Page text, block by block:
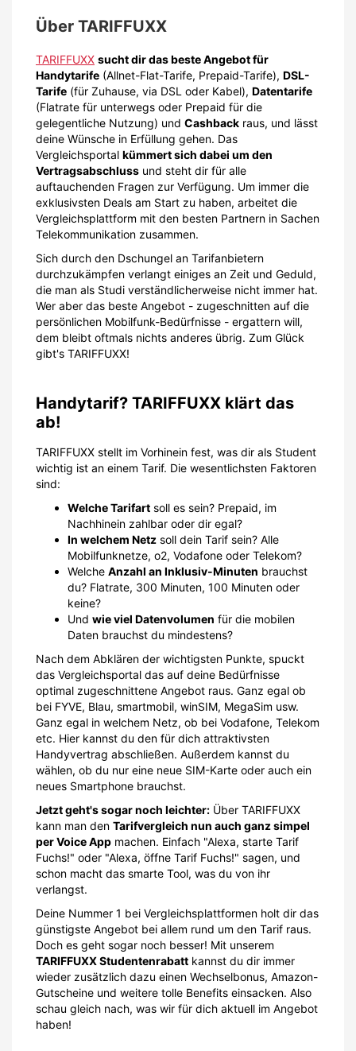
Über TARIFFUXX
TARIFFUXX sucht dir das beste Angebot für
Handytarife (Allnet-Flat-Tarife, Prepaid-Tarife), DSL-
Tarife (für Zuhause, via DSL oder Kabel), Datentarife
(Flatrate für unterwegs oder Prepaid für die
gelegentliche Nutzung) und Cashback raus, und lässt
deine Wünsche in Erfüllung gehen. Das
Vergleichsportal kümmert sich dabei um den
Vertragsabschluss und steht dir für alle
auftauchenden Fragen zur Verfügung. Um immer die
exklusivsten Deals am Start zu haben, arbeitet die
Vergleichsplattform mit den besten Partnern in Sachen
Telekommunikation zusammen.
Sich durch den Dschungel an Tarifanbietern
durchzukämpfen verlangt einiges an Zeit und Geduld,
die man als Studi verständlicherweise nicht immer hat.
Wer aber das beste Angebot - zugeschnitten auf die
persönlichen Mobilfunk-Bedürfnisse - ergattern will,
dem bleibt oftmals nichts anderes übrig. Zum Glück
gibt's TARIFFUXX!
Handytarif? TARIFFUXX klärt das
ab!
TARIFFUXX stellt im Vorhinein fest, was dir als Student
wichtig ist an einem Tarif. Die wesentlichsten Faktoren
sind:
Welche Tarifart soll es sein? Prepaid, im
Nachhinein zahlbar oder dir egal?
In welchem Netz soll dein Tarif sein? Alle
Mobilfunknetze, o2, Vodafone oder Telekom?
Welche Anzahl an Inklusiv-Minuten brauchst
du? Flatrate, 300 Minuten, 100 Minuten oder
keine?
Und wie viel Datenvolumen für die mobilen
Daten brauchst du mindestens?
Nach dem Abklären der wichtigsten Punkte, spuckt
das Vergleichsportal das auf deine Bedürfnisse
optimal zugeschnittene Angebot raus. Ganz egal ob
bei FYVE, Blau, smartmobil, winSIM, MegaSim usw.
Ganz egal in welchem Netz, ob bei Vodafone, Telekom
etc. Hier kannst du den für dich attraktivsten
Handyvertrag abschließen. Außerdem kannst du
wählen, ob du nur eine neue SIM-Karte oder auch ein
neues Smartphone brauchst.
Jetzt geht's sogar noch leichter: Über TARIFFUXX
kann man den Tarifvergleich nun auch ganz simpel
per Voice App machen. Einfach "Alexa, starte Tarif
Fuchs!" oder "Alexa, öffne Tarif Fuchs!" sagen, und
schon macht das smarte Tool, was du von ihr
verlangst.
Deine Nummer 1 bei Vergleichsplattformen holt dir das
günstigste Angebot bei allem rund um den Tarif raus.
Doch es geht sogar noch besser! Mit unserem
TARIFFUXX Studentenrabatt kannst du dir immer
wieder zusätzlich dazu einen Wechselbonus, Amazon-
Gutscheine und weitere tolle Benefits einsacken. Also
schau gleich nach, was wir für dich aktuell im Angebot
haben!